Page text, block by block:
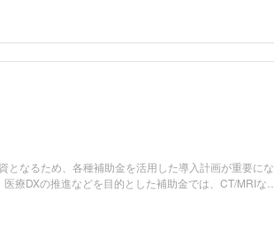
となるため、各種補助金を活用した導入計画が重要にな
療DXの推進などを目的とした補助金では、CT/MRIなど